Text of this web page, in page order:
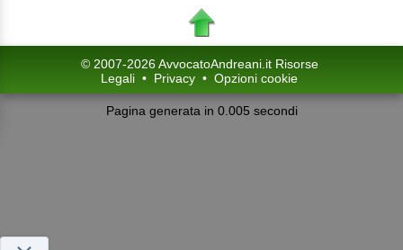
© 2007-2026 AvvocatoAndreani.it Risorse
Legali • Privacy • Opzioni cookie
Pagina generata in 0.005 secondi